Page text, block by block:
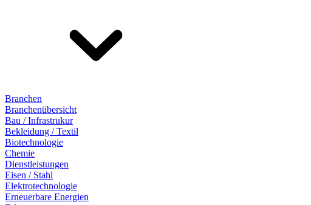
Branchen
Branchenübersicht
Bau / Infrastrukur
Bekleidung / Textil
Biotechnologie
Chemie
Dienstleistungen
Eisen / Stahl
Elektrotechnologie
Erneuerbare Energien